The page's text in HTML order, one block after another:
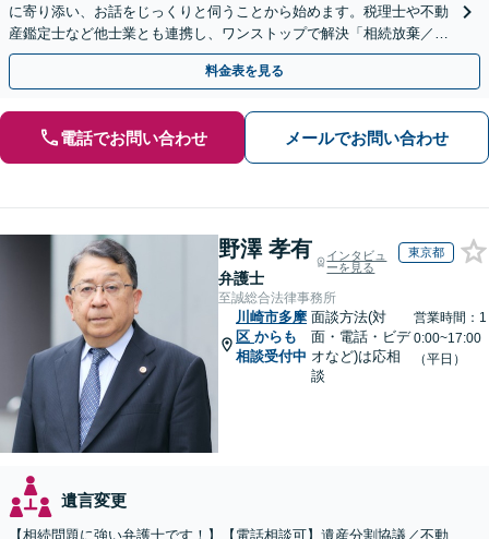
に寄り添い、お話をじっくりと伺うことから始めます。税理士や不動
産鑑定士など他士業とも連携し、ワンストップで解決「相続放棄／遺
言書作成／遺留分侵害額請求／使い込み・寄与分など」
料金表を見る
電話でお問い合わせ メールでお問い合わせ
野澤 孝有
弁護士
インタビュ
ーを見る
東京都
至誠総合法律事務所
川崎市多摩
区 からも
相談受付中
面談方法(対
面・電話・ビデ
オなど)は応相
談
営業時間：1
0:00~17:00
（平日）
遺言変更
【相続問題に強い弁護士です！】【電話相談可】遺産分割協議／不動